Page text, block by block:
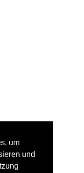
um
und